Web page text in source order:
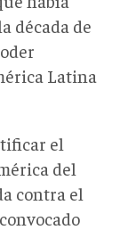
década de
Latina
el
del
contra el